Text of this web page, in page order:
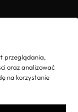
przeglądania,
oraz analizować
na korzystanie